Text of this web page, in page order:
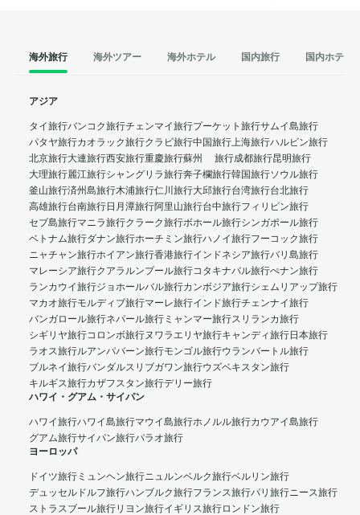
海外旅行 海外ツアー 海外ホテル 国内旅行 国内ホテル
アジア
タイ旅行バンコク旅行チェンマイ旅行プーケット旅行サムイ島旅行
パタヤ旅行カオラック旅行クラビ旅行中国旅行上海旅行ハルビン旅行
北京旅行大連旅行西安旅行重慶旅行蘇州 旅行成都旅行昆明旅行
大理旅行麗江旅行シャングリラ旅行奔子欄旅行韓国旅行ソウル旅行
釜山旅行済州島旅行木浦旅行仁川旅行大邱旅行台湾旅行台北旅行
高雄旅行台南旅行日月潭旅行阿里山旅行台中旅行フィリピン旅行
セブ島旅行マニラ旅行クラーク旅行ボホール旅行シンガポール旅行
ベトナム旅行ダナン旅行ホーチミン旅行ハノイ旅行フーコック旅行
ニャチャン旅行ホイアン旅行香港旅行インドネシア旅行バリ島旅行
マレーシア旅行クアラルンプール旅行コタキナバル旅行ぺナン旅行
ランカウイ旅行ジョホールバル旅行カンボジア旅行シェムリアップ旅行
マカオ旅行モルディブ旅行マーレ旅行インド旅行チェンナイ旅行
バンガロール旅行ネパール旅行 ミャンマー旅行スリランカ旅行
シギリヤ旅行コロンボ旅行ヌワラエリヤ旅行キャンディ旅行日本旅行
ラオス旅行ルアンパバーン旅行モンゴル旅行ウランバートル旅行
ブルネイ旅行バンダルスリブガワン旅行ウズベキスタン旅行
キルギス旅行カザフスタン旅行デリー旅行
ハワイ・グアム・サイパン
ハワイ旅行ハワイ島旅行マウイ島旅行ホノルル旅行カウアイ島旅行
グアム旅行サイパン旅行パラオ旅行
ヨーロッパ
ドイツ旅行 ミュンヘン旅行ニュルンベルク旅行ベルリン旅行
デュッセルドルフ旅行ハンブルク旅行フランス旅行パリ旅行ニース旅行
ストラスブール旅行リヨン旅行イギリス旅行ロンドン旅行